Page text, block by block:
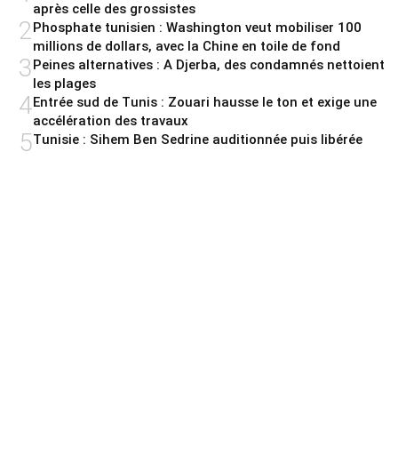
après celle des grossistes
2 Phosphate tunisien : Washington veut mobiliser 100
millions de dollars, avec la Chine en toile de fond
3Peines alternatives : A Djerba, des condamnés nettoient
les plages
4Entrée sud de Tunis : Zouari hausse le ton et exige une
accélération des travaux
5Tunisie : Sihem Ben Sedrine auditionnée puis libérée